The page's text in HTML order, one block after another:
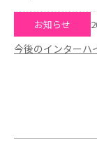
お知らせ
今後のインターハ